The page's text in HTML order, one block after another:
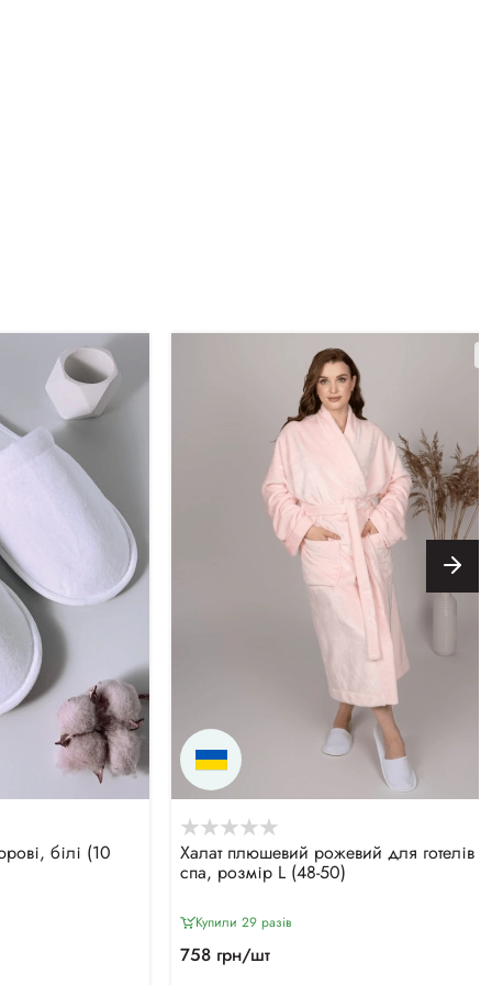
білі (10 Халат плюшевий рожевий для готелів та
спа, розмір L (48-50)
Купили 29 разiв
758 грн/шт